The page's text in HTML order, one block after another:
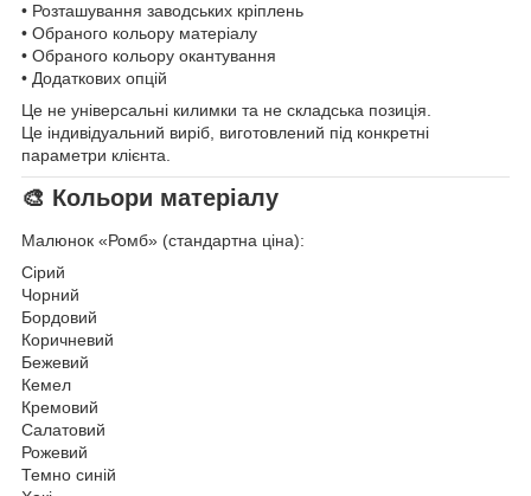
• Розташування заводських кріплень
• Обраного кольору матеріалу
• Обраного кольору окантування
• Додаткових опцій
Це не універсальні килимки та не складська позиція.
Це індивідуальний виріб, виготовлений під конкретні
параметри клієнта.
🎨 Кольори матеріалу
Малюнок «Ромб» (стандартна ціна):
Сірий
Чорний
Бордовий
Коричневий
Бежевий
Кемел
Кремовий
Салатовий
Рожевий
Темно синій